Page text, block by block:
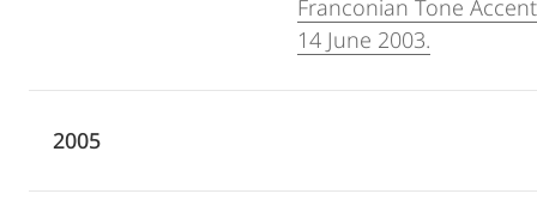
Franconian Tone
14 June 2003.
2005